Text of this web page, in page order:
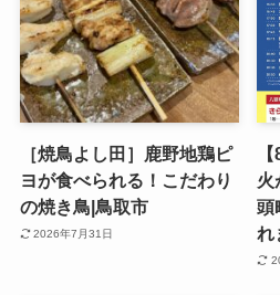
［焼鳥よし田］鹿野地鶏ピ
ヨが食べられる！こだわり
の焼き鳥|鳥取市
2026年7月31日
火
頭
れ